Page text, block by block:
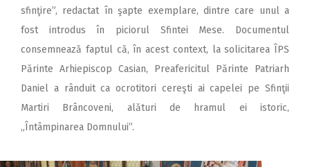
sfinţire”, redactat în şapte exemplare, dintre care unul a
fost introdus în piciorul Sfintei Mese. Documentul
consemnează faptul că, în acest context, la solicitarea ÎPS
Părinte Arhiepiscop Casian, Preafericitul Părinte Patriarh
Daniel a rânduit ca ocrotitori cereşti ai capelei pe Sfinţii
Martiri Brâncoveni, alături de hramul ei istoric,
„Întâmpinarea Domnului”.